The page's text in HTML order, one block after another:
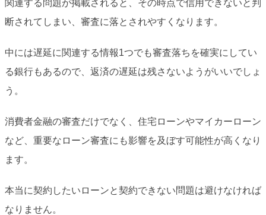
関連する問題が掲載されると、その時点で信用できないと判
断されてしまい、審査に落とされやすくなります。
中には遅延に関連する情報1つでも審査落ちを確実にしてい
る銀行もあるので、返済の遅延は残さないようがいいでしょ
う。
消費者金融の審査だけでなく、住宅ローンやマイカーローン
など、重要なローン審査にも影響を及ぼす可能性が高くなり
ます。
本当に契約したいローンと契約できない問題は避けなければ
なりません。